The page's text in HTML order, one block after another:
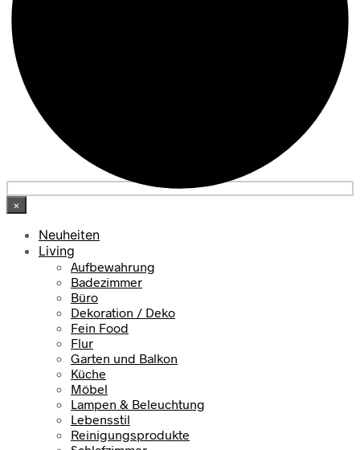
×
Neuheiten
Living
Aufbewahrung
Badezimmer
Büro
Dekoration / Deko
Fein Food
Flur
Garten und Balkon
Küche
Möbel
Lampen & Beleuchtung
Lebensstil
Reinigungsprodukte